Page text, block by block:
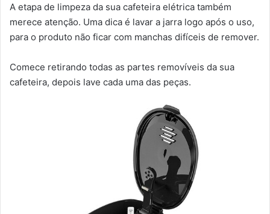
A etapa de limpeza da sua cafeteira elétrica também
merece atenção. Uma dica é lavar a jarra logo após o uso,
para o produto não ficar com manchas difíceis de remover.
Comece retirando todas as partes removíveis da sua
cafeteira, depois lave cada uma das peças.